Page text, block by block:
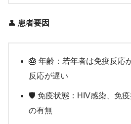
👤 患者要因
🎂 年齢：若年者は免疫反応
反応が遅い
🛡️ 免疫状態：HIV感染、免
の有無